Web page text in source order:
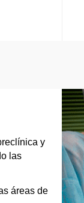
y
las
áreas de